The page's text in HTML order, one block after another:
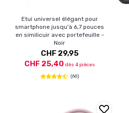
Etui universel élégant pour
smartphone jusqu'à 6,7 pouces
en similicuir avec portefeuille -
Noir
CHF 29,95
CHF 25,40 dès 4 pièces
(66)